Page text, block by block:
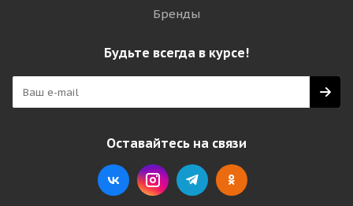
Бренды
Будьте всегда в курсе!
Оставайтесь на связи